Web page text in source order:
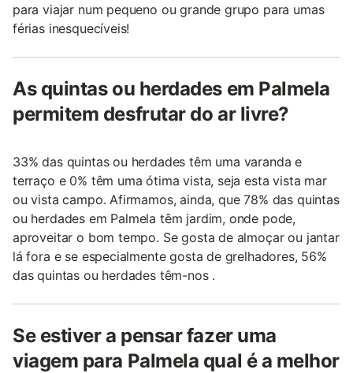
para viajar num pequeno ou grande grupo para umas
férias inesquecíveis!
As quintas ou herdades em Palmela
permitem desfrutar do ar livre?
33% das quintas ou herdades têm uma varanda e
terraço e 0% têm uma ótima vista, seja esta vista mar
ou vista campo. Afirmamos, ainda, que 78% das quintas
ou herdades em Palmela têm jardim, onde pode,
aproveitar o bom tempo. Se gosta de almoçar ou jantar
lá fora e se especialmente gosta de grelhadores, 56%
das quintas ou herdades têm-nos .
Se estiver a pensar fazer uma
viagem para Palmela qual é a melhor